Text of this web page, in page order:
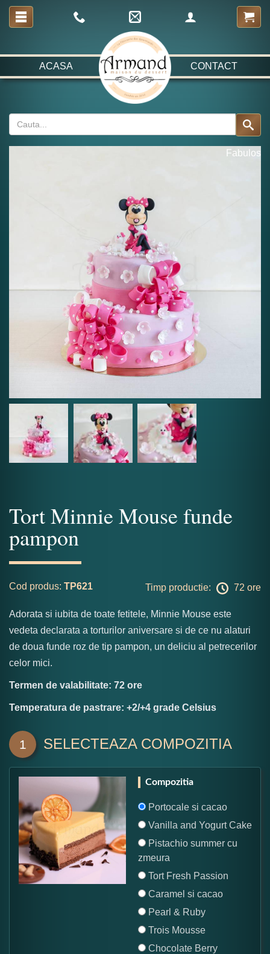
ACASA CONTACT
Fabulos
Tort Minnie Mouse funde
pampon
Cod produs: TP621 Timp productie: 72 ore
Adorata si iubita de toate fetitele, Minnie Mouse este
vedeta declarata a torturilor aniversare si de ce nu alaturi
de doua funde roz de tip pampon, un deliciu al petrecerilor
celor mici.
Termen de valabilitate: 72 ore
Temperatura de pastrare: +2/+4 grade Celsius
1 SELECTEAZA COMPOZITIA
Compozitia
Portocale si cacao
Vanilla and Yogurt Cake
Pistachio summer cu
zmeura
Tort Fresh Passion
Caramel si cacao
Pearl & Ruby
Trois Mousse
Chocolate Berry